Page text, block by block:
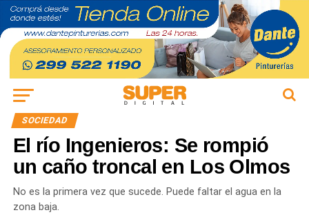
SOCIEDAD
El río Ingenieros: Se rompió
un caño troncal en Los Olmos
No es la primera vez que sucede. Puede faltar el agua en la
zona baja.